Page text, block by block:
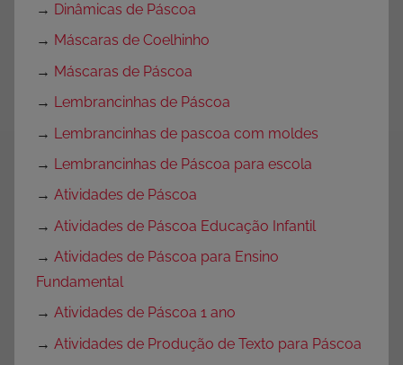
→ Dinâmicas de Páscoa
→ Máscaras de Coelhinho
→ Máscaras de Páscoa
→ Lembrancinhas de Páscoa
→ Lembrancinhas de pascoa com moldes
→ Lembrancinhas de Páscoa para escola
→ Atividades de Páscoa
→ Atividades de Páscoa Educação Infantil
→ Atividades de Páscoa para Ensino
Fundamental
→ Atividades de Páscoa 1 ano
→ Atividades de Produção de Texto para Páscoa